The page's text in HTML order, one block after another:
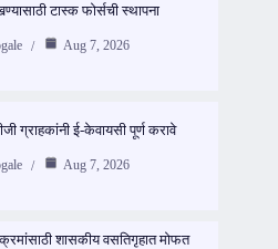
टास्क फोर्सची स्थापना
Aug 7, 2026
ग्राहकांनी ई-केवायसी पूर्ण करावे
Aug 7, 2026
शासकीय वसतिगृहात मोफत